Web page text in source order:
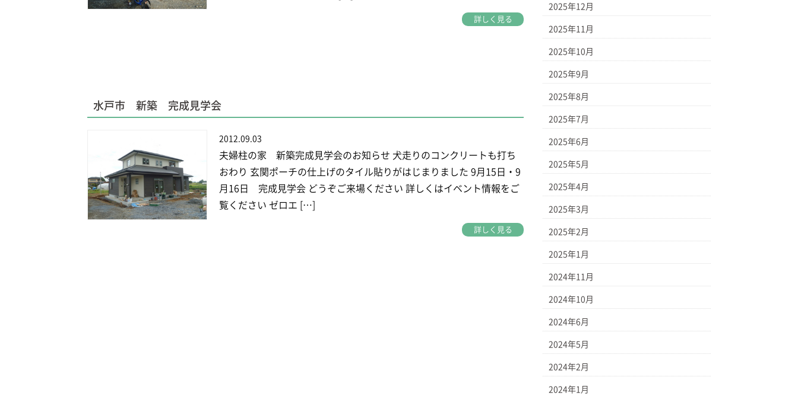
詳しく見る
水戸市 新築 完成見学会
2012.09.03
夫婦柱の家 新築完成見学会のお知らせ 犬走りのコンクリートも打ち
おわり 玄関ポーチの仕上げのタイル貼りがはじまりました 9月15日・9
月16日 完成見学会 どうぞご来場ください 詳しくはイベント情報をご
覧ください ゼロエ […]
詳しく見る
2025年12月
2025年11月
2025年10月
2025年9月
2025年8月
2025年7月
2025年6月
2025年5月
2025年4月
2025年3月
2025年2月
2025年1月
2024年11月
2024年10月
2024年6月
2024年5月
2024年2月
2024年1月